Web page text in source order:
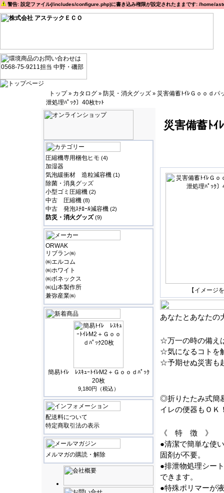
警告: 設定ファイル(/includes/configure.php)に書き込み権限が設定されたままです: /
トップ» カタログ » 防災・消火グッズ » 災害備蓄ﾄｲﾚＧｏｏｄパ
泄処理ﾊﾟｯｸ〕40枚ｾｯﾄ
圧縮機専用梱包ヒモ (4)
加湿器
気泡緩衝材 造粒減容機 (1)
除菌・消臭グッズ
小型ゴミ圧縮機 (2)
中古 圧縮機 (8)
中古 発泡ｽﾁﾛｰﾙ減容機 (2)
防災・消火グッズ(9)
ORWAK
リブラン㈱
㈱エルコム
㈱ホワイト
㈱ボネックス
㈱山本製作所
兼弥産業㈱
簡易ﾄｲﾚ ﾚｽｷｭｰﾄｲﾚM2＋Ｇｏｏｄﾊﾟｯｸ
20枚
9,180円（税込）
配送料について
特定商取引法の表示
メルマガの購読・解除
災害備蓄ﾄｲ
【イメージ
あなたとあなたの
☆万一の時の備え
☆気になるコトを
☆予期せぬ災害も
◎折りたたみ式簡
イレの便器もＯＫ
《 特 徴 》
●清潔で簡単な使
固剤が不要。
●排泄物処理シー
できます。
●特殊ポリマーが